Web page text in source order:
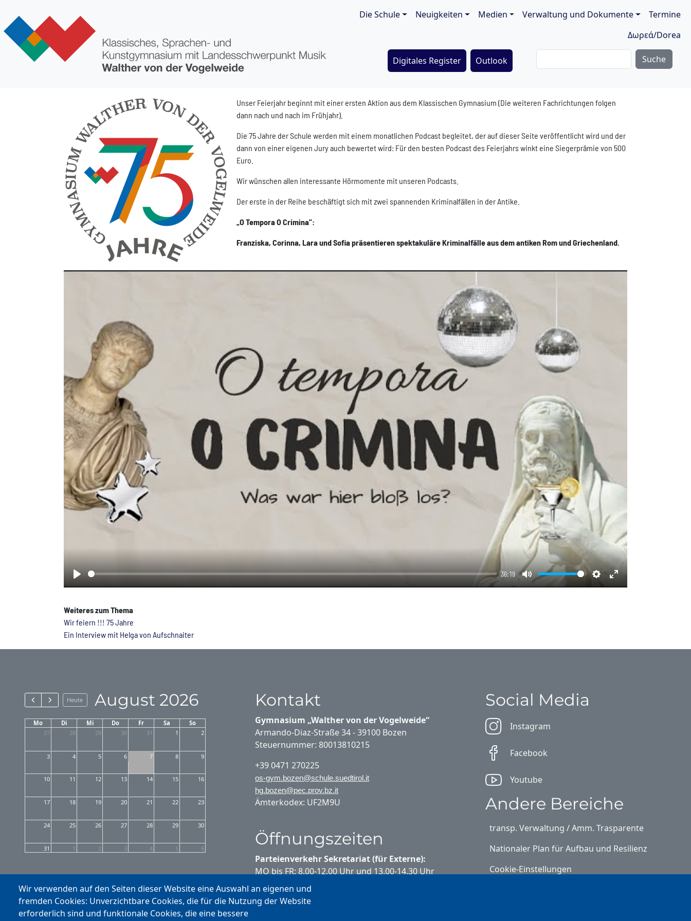
Wir verwenden auf den Seiten dieser Website eine Auswahl an eigenen und
fremden Cookies: Unverzichtbare Cookies, die für die Nutzung der Website
erforderlich sind und funktionale Cookies, die eine bessere
Main navigation
Die Schule Neuigkeiten Medien Verwaltung und Dokumente
Termine
Δωρεά/Dorea
Digitales Register Outlook
Unser Feierjahr beginnt mit einer ersten Aktion aus dem Klassischen Gymnasium (Die weiteren Fachrichtungen folgen
dann nach und nach im Frühjahr).
Die 75 Jahre der Schule werden mit einem monatlichen Podcast begleitet, der auf dieser Seite veröffentlicht wird und der
dann von einer eigenen Jury auch bewertet wird: Für den besten Podcast des Feierjahrs winkt eine Siegerprämie von 500
Euro.
Wir wünschen allen interessante Hörmomente mit unseren Podcasts.
Der erste in der Reihe beschäftigt sich mit zwei spannenden Kriminalfällen in der Antike.
„O Tempora O Crimina":
Franziska, Corinna, Lara und Sofia präsentieren spektakuläre Kriminalfälle aus dem antiken Rom und Griechenland.
Play
36:19
Mute Einstellungen
Enter
Weiteres zum Thema
Wir feiern !!! 75 Jahre
Ein Interview mit Helga von Aufschnaiter
Heute August 2026
Mo Di Mi Do Fr Sa
So
27
28 29 30 31 1 2
3 4 5 6 7 8 9
10 11 12 13 14 15 16
17 18 19 20 21 22 23
24 25 26 27 28 29 30
31 1 2 3 4 5 6
Kontakt
Gymnasium „Walther von der Vogelweide“
Armando-Diaz-Straße 34 - 39100 Bozen
Steuernummer: 80013810215
+39 0471 270225
os-gym.bozen@schule.suedtirol.it
hg.bozen@pec.prov.bz.it
Ämterkodex: UF2M9U
Öffnungszeiten
Parteienverkehr Sekretariat (für Externe):
MO bis FR: 8.00-12.00 Uhr und 13.00-14.30 Uhr
Parteienverkehr Sekretariat (für
Schülerinnen und Schüler):
Social Media
Instagram
Facebook
Youtube
Andere Bereiche
transp. Verwaltung / Amm. Trasparente
Nationaler Plan für Aufbau und Resilienz
Cookie-Einstellungen